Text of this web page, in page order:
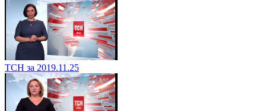
ТСН за 2019.11.25